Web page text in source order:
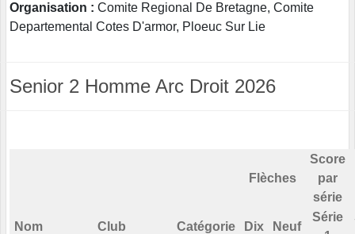
Organisation : Comite Regional De Bretagne, Comite
Departemental Cotes D'armor, Ploeuc Sur Lie
Senior 2 Homme Arc Droit 2026
Flèches
Score
par
série
Nom Club Catégorie Dix Neuf
Série